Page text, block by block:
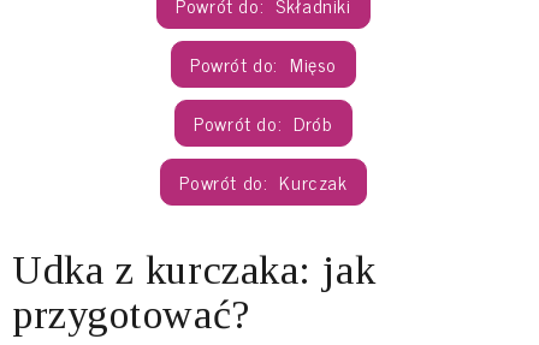
Mięso
Drób
Kurczak
Udka z kurczaka: jak
przygotować?